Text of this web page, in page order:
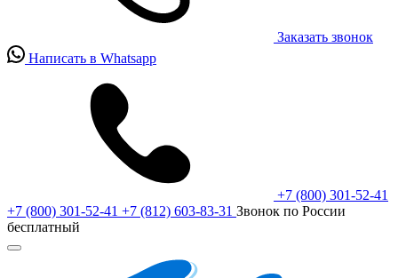
Заказать звонок
Написать в Whatsapp
+7 (800) 301-52-41
+7 (800) 301-52-41 +7 (812) 603-83-31 Звонок по России
бесплатный